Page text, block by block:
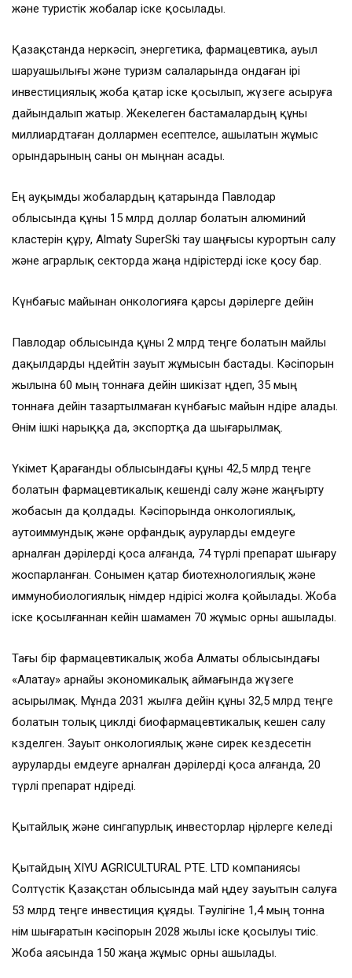
және туристік жобалар іске қосылады.
Қазақстанда өнеркәсіп, энергетика, фармацевтика, ауыл
шаруашылығы және туризм салаларында ондаған ірі
инвестициялық жоба қатар іске қосылып, жүзеге асыруға
дайындалып жатыр. Жекелеген бастамалардың құны
миллиардтаған доллармен есептелсе, ашылатын жұмыс
орындарының саны он мыңнан асады.
Ең ауқымды жобалардың қатарында Павлодар
облысында құны 15 млрд доллар болатын алюминий
кластерін құру, Almaty SuperSki тау шаңғысы курортын салу
және аграрлық секторда жаңа өндірістерді іске қосу бар.
Күнбағыс майынан онкологияға қарсы дәрілерге дейін
Павлодар облысында құны 2 млрд теңге болатын майлы
дақылдарды өңдейтін зауыт жұмысын бастады. Кәсіпорын
жылына 60 мың тоннаға дейін шикізат өңдеп, 35 мың
тоннаға дейін тазартылмаған күнбағыс майын өндіре алады.
Өнім ішкі нарыққа да, экспортқа да шығарылмақ.
Үкімет Қарағанды облысындағы құны 42,5 млрд теңге
болатын фармацевтикалық кешенді салу және жаңғырту
жобасын да қолдады. Кәсіпорында онкологиялық,
аутоиммундық және орфандық ауруларды емдеуге
арналған дәрілерді қоса алғанда, 74 түрлі препарат шығару
жоспарланған. Сонымен қатар биотехнологиялық және
иммунобиологиялық өнімдер өндірісі жолға қойылады. Жоба
іске қосылғаннан кейін шамамен 70 жұмыс орны ашылады.
Тағы бір фармацевтикалық жоба Алматы облысындағы
«Алатау» арнайы экономикалық аймағында жүзеге
асырылмақ. Мұнда 2031 жылға дейін құны 32,5 млрд теңге
болатын толық циклді биофармацевтикалық кешен салу
көзделген. Зауыт онкологиялық және сирек кездесетін
ауруларды емдеуге арналған дәрілерді қоса алғанда, 20
түрлі препарат өндіреді.
Қытайлық және сингапурлық инвесторлар өңірлерге келеді
Қытайдың XIYU AGRICULTURAL PTE. LTD компаниясы
Солтүстік Қазақстан облысында май өңдеу зауытын салуға
53 млрд теңге инвестиция құяды. Тәулігіне 1,4 мың тонна
өнім шығаратын кәсіпорын 2028 жылы іске қосылуы тиіс.
Жоба аясында 150 жаңа жұмыс орны ашылады.